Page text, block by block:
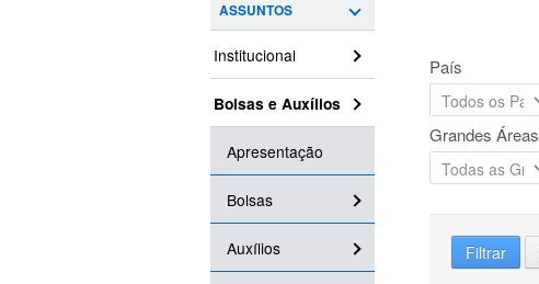
ASSUNTOS
Institucional
Bolsas e Auxílios
Apresentação
Bolsas
Auxílios
País
Grandes Áreas
Filtrar